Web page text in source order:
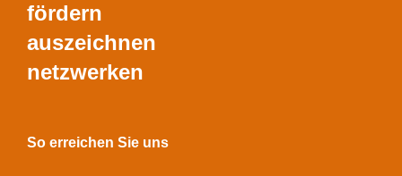
fördern
auszeichnen
netzwerken
So erreichen Sie uns